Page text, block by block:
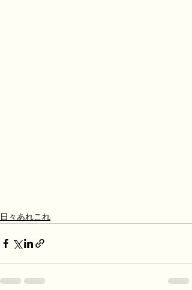
日々あれこれ